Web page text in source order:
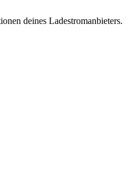
deines Ladestromanbieters.